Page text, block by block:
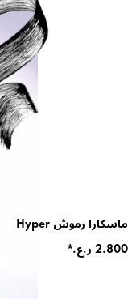
ماسكارا رموش Hyper